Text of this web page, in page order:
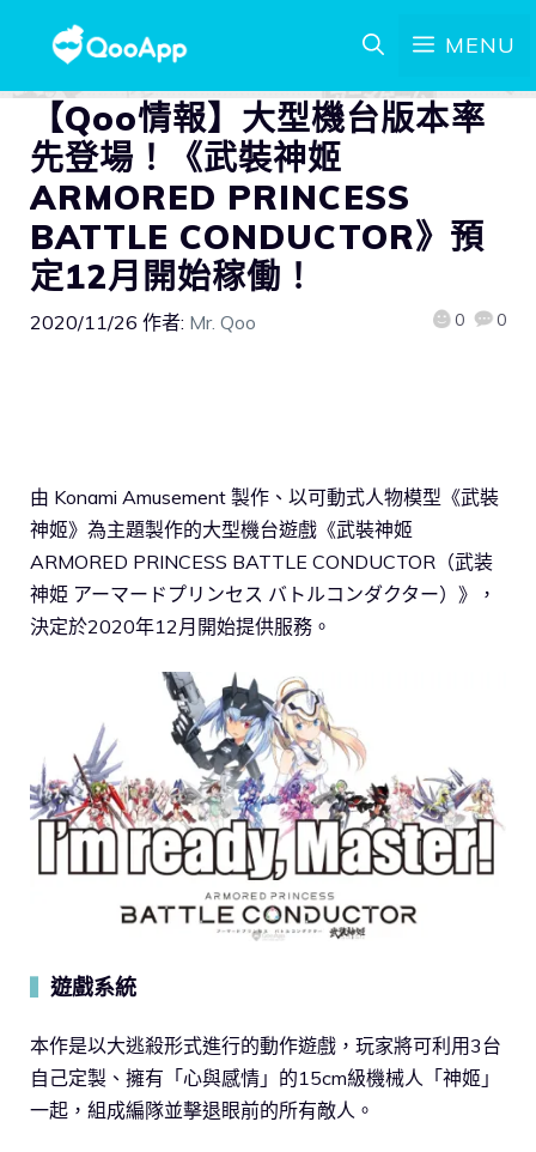
MENU
【Qoo情報】大型機台版本率
先登場！《武裝神姬
ARMORED PRINCESS
BATTLE CONDUCTOR》預
定12月開始稼働！
2020/11/26 作者: Mr. Qoo 0 0
由 Konami Amusement 製作、以可動式人物模型《武裝
神姬》為主題製作的大型機台遊戲《武裝神姬
ARMORED PRINCESS BATTLE CONDUCTOR（武装
神姫 アーマードプリンセス バトルコンダクター）》，
決定於2020年12月開始提供服務。
遊戲系統
本作是以大逃殺形式進行的動作遊戲，玩家將可利用3台
自己定製、擁有「心與感情」的15cm級機械人「神姬」
一起，組成編隊並擊退眼前的所有敵人。